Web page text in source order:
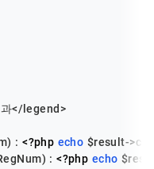
과</legend>
:
<?php echo $result-
:
<?php echo